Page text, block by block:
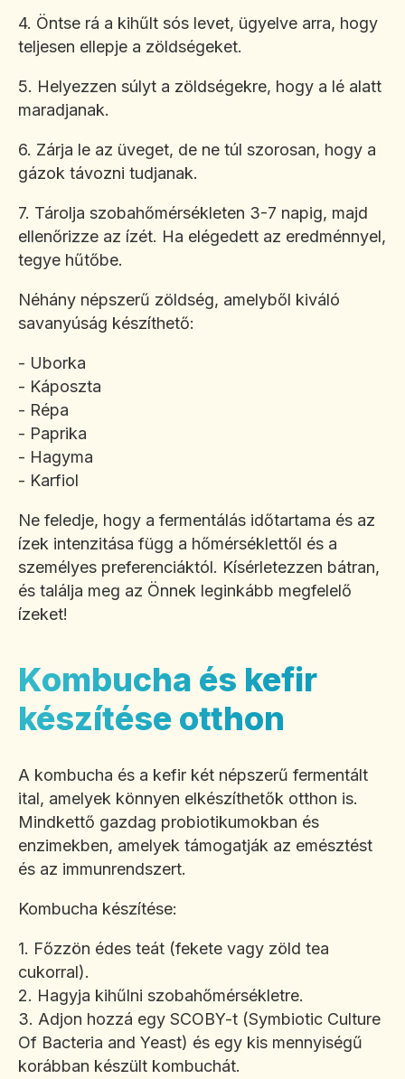
4. Öntse rá a kihűlt sós levet, ügyelve arra, hogy
teljesen ellepje a zöldségeket.
5. Helyezzen súlyt a zöldségekre, hogy a lé alatt
maradjanak.
6. Zárja le az üveget, de ne túl szorosan, hogy a
gázok távozni tudjanak.
7. Tárolja szobahőmérsékleten 3-7 napig, majd
ellenőrizze az ízét. Ha elégedett az eredménnyel,
tegye hűtőbe.
Néhány népszerű zöldség, amelyből kiváló
savanyúság készíthető:
- Uborka
- Káposzta
- Répa
- Paprika
- Hagyma
- Karfiol
Ne feledje, hogy a fermentálás időtartama és az
ízek intenzitása függ a hőmérséklettől és a
személyes preferenciáktól. Kísérletezzen bátran,
és találja meg az Önnek leginkább megfelelő
ízeket!
Kombucha és kefir
készítése otthon
A kombucha és a kefir két népszerű fermentált
ital, amelyek könnyen elkészíthetők otthon is.
Mindkettő gazdag probiotikumokban és
enzimekben, amelyek támogatják az emésztést
és az immunrendszert.
Kombucha készítése:
1. Főzzön édes teát (fekete vagy zöld tea
cukorral).
2. Hagyja kihűlni szobahőmérsékletre.
3. Adjon hozzá egy SCOBY-t (Symbiotic Culture
Of Bacteria and Yeast) és egy kis mennyiségű
korábban készült kombuchát.